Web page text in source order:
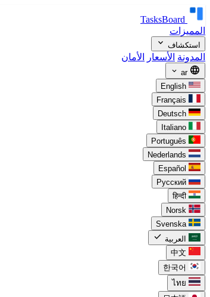
TasksBoard
المميزات
استكشاف expand_more
المدونة الأسعار الأمان
language
ar
expand_more
English
Français
Deutsch
Italiano
Português
Nederlands
Español
Русский
हिन्दी
Norsk
Svenska
العربية check
中文
한국어
ไทย